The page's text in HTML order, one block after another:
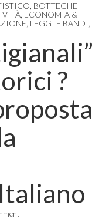
BOTTEGHE
ECONOMIA &
LEGGI E BANDI
?